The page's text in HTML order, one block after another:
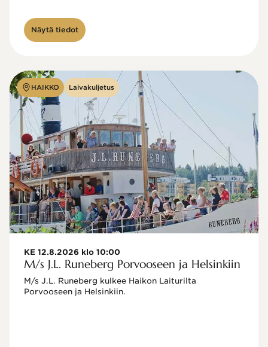
Näytä tiedot
HAIKKO Laivakuljetus
KE 12.8.2026 klo 10:00
M/s J.L. Runeberg Porvooseen ja Helsinkiin
M/s J.L. Runeberg kulkee Haikon Laiturilta
Porvooseen ja Helsinkiin.